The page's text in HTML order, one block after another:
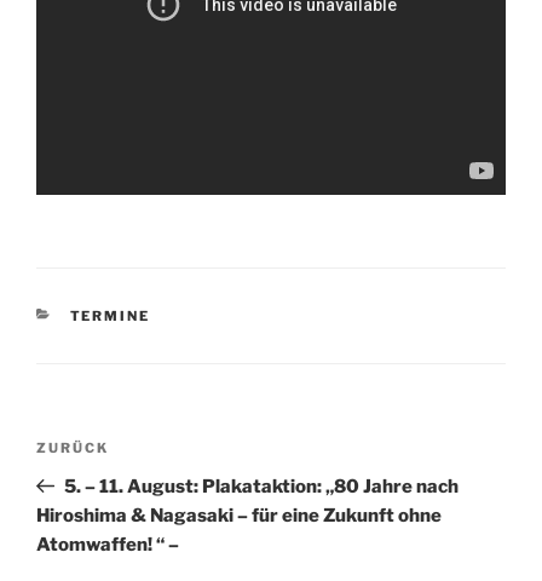
KATEGORIEN
TERMINE
Beitragsnavigation
Vorheriger
Beitrag
ZURÜCK
5. – 11. August: Plakataktion: „80 Jahre nach
Hiroshima & Nagasaki – für eine Zukunft ohne
Atomwaffen! “ –